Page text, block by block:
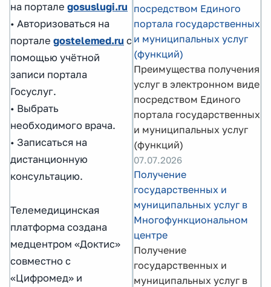
на портале gosuslugi.ru
• Авторизоваться на
портале gostelemed.ru с
помощью учётной
записи портала
Госуслуг.
• Выбрать
необходимого врача.
• Записаться на
дистанционную
консультацию.
Телемедицинская
платформа создана
медцентром «Доктис»
совместно с
«Цифромед» и
посредством Единого
портала государственных
и муниципальных услуг
(функций)
Преимущества получения
услуг в электронном виде
посредством Единого
портала государственных
и муниципальных услуг
(функций)
07.07.2026
Получение
государственных и
муниципальных услуг в
Многофункциональном
центре
Получение
государственных и
муниципальных услуг в